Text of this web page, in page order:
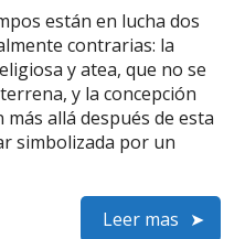
están en lucha dos
contrarias: la
y atea, que no se
y la concepción
allá después de esta
simbolizada por un
Leer mas